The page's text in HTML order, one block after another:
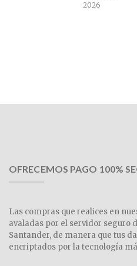
2026
OFRECEMOS PAGO 100%
Las compras que realices en
avaladas por el servidor seguro
Santander, de manera que tus
encriptados por la tecnología